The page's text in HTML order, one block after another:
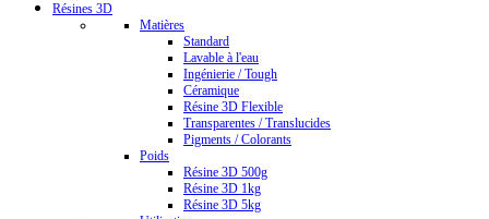
Résines 3D
Matières
Standard
Lavable à l'eau
Ingénierie / Tough
Céramique
Résine 3D Flexible
Transparentes / Translucides
Pigments / Colorants
Poids
Résine 3D 500g
Résine 3D 1kg
Résine 3D 5kg